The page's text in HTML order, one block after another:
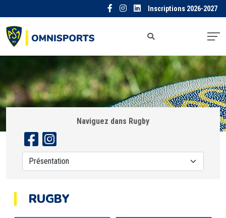
Inscriptions 2026-2027
Naviguez dans Rugby
RUGBY